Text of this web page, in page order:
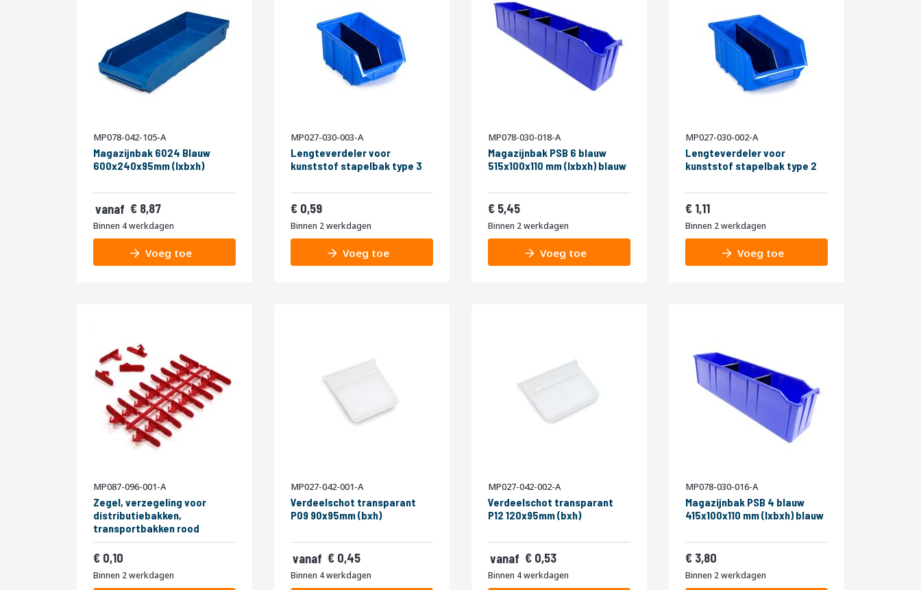
MP078-042-105-A
Magazijnbak 6024 Blauw
600x240x95mm (lxbxh)
vanaf 8,87
10,73
11,92
Binnen 4 werkdagen
Voeg toe
MP027-030-003-A
Lengteverdeler voor
kunststof stapelbak type 3
0,59
Binnen 2 werkdagen
Voeg toe
MP078-030-018-A
Magazijnbak PSB 6 blauw
515x100x110 mm (lxbxh) blauw
5,45
Binnen 2 werkdagen
Voeg toe
MP027-030-002-A
Lengteverdeler voor
kunststof stapelbak type 2
1,11
Binnen 2 werkdagen
Voeg toe
MP087-096-001-A
Zegel, verzegeling voor
distributiebakken,
transportbakken rood
0,10
Binnen 2 werkdagen
MP027-042-001-A
Verdeelschot transparant
P09 90x95mm (bxh)
vanaf 0,45
0,54
0,50
0,61
Binnen 4 werkdagen
MP027-042-002-A
Verdeelschot transparant
P12 120x95mm (bxh)
vanaf 0,53
0,64
0,71
Binnen 4 werkdagen
MP078-030-016-A
Magazijnbak PSB 4 blauw
415x100x110 mm (lxbxh) blauw
3,80
Binnen 2 werkdagen